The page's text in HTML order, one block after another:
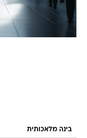
בינה מלאכותית